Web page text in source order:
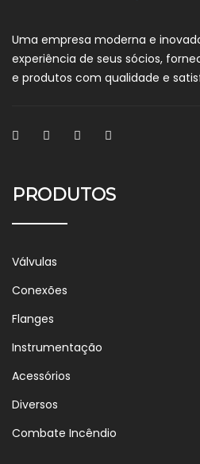
Uma empresa moderna e
experiência de seus sócios,
e produtos com qualidade e
PRODUTOS
Válvulas
Conexões
Flanges
Instrumentação
Acessórios
Diversos
Combate Incêndio